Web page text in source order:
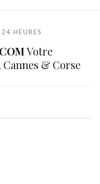
HEURES
Votre
& Corse